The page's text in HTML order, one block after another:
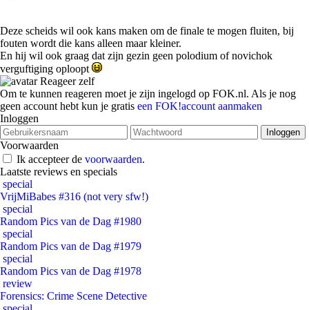
Deze scheids wil ook kans maken om de finale te mogen fluiten, bij
fouten wordt die kans alleen maar kleiner.
En hij wil ook graag dat zijn gezin geen polodium of novichok
verguftiging oploopt
Reageer zelf
Om te kunnen reageren moet je zijn ingelogd op FOK.nl. Als je nog
geen account hebt kun je gratis een FOK!account aanmaken
Inloggen
Voorwaarden
Ik accepteer de voorwaarden.
Laatste reviews en specials
special
VrijMiBabes #316 (not very sfw!)
special
Random Pics van de Dag #1980
special
Random Pics van de Dag #1979
special
Random Pics van de Dag #1978
review
Forensics: Crime Scene Detective